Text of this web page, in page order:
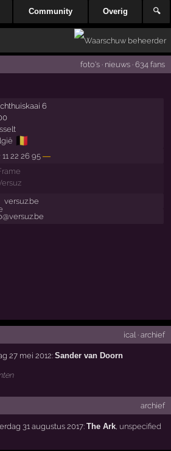
Community Overig 🔍
foto's· nieuws· 634 fans
6
🇧🇪
11 22 26 95 —
versuz.be
ical · archief
27 mei 2012:Sander van Doorn
archief
31 augustus 2017:The Ark, unspecified